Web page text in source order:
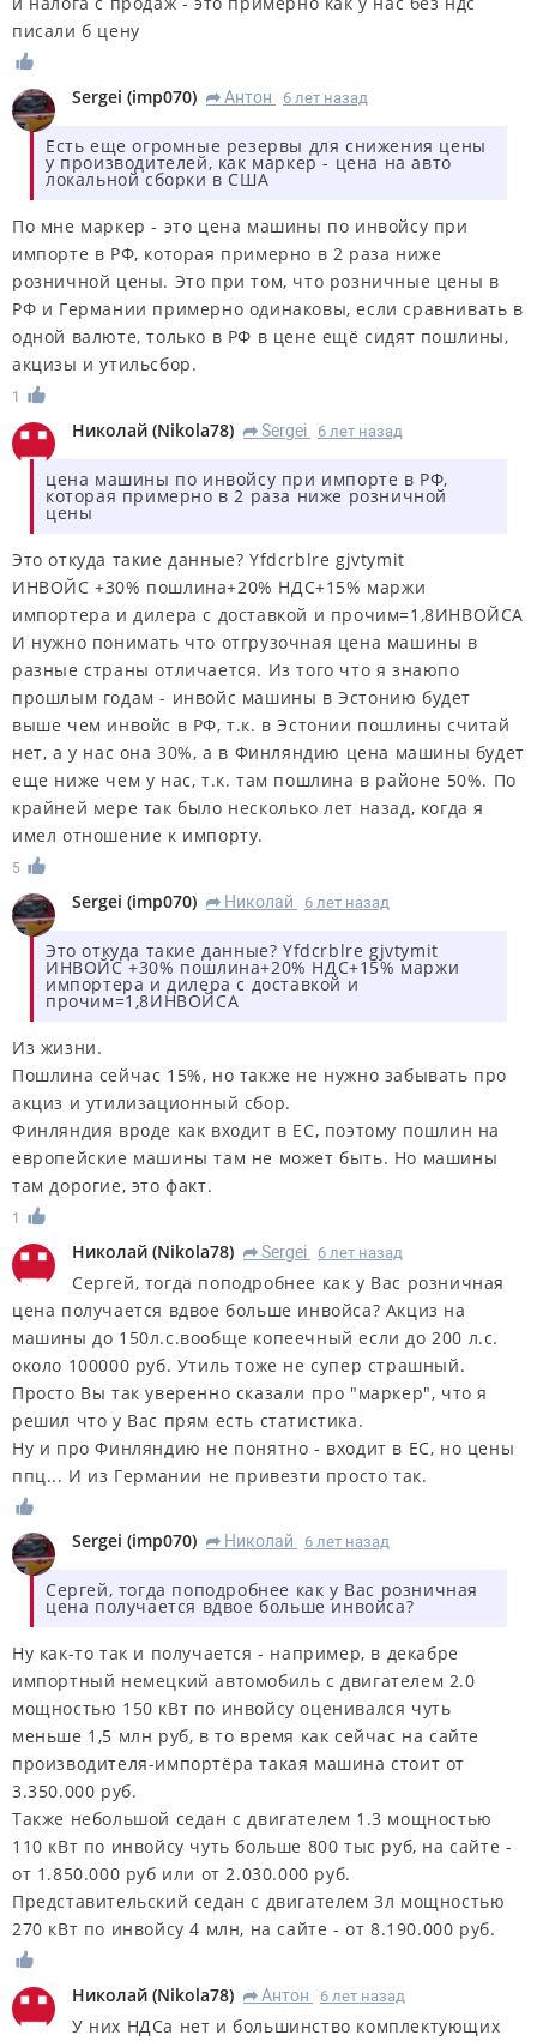
писали б цену
Sergei (imp070) R Антон 6 лет назад
Есть еще огромные резервы для снижения цены
у производителей, как маркер - цена на авто
локальной сборки в США
По мне маркер - это цена машины по инвойсу при
импорте в РФ, которая примерно в 2 раза ниже
розничной цены. Это при том, что розничные цены в
РФ и Германии примерно одинаковы, если сравнивать в
одной валюте, только в РФ в цене ещё сидят пошлины,
акцизы и утильсбор.
1
Николай (Nikola78) R Sergei 6 лет назад
цена машины по инвойсу при импорте в РФ,
которая примерно в 2 раза ниже розничной
цены
Это откуда такие данные? Yfdcrblre gjvtymit
ИНВОЙС +30% пошлина+20% НДС+15% маржи
импортера и дилера с доставкой и прочим=1,8ИНВОЙСА
И нужно понимать что отгрузочная цена машины в
разные страны отличается. Из того что я знаюпо
прошлым годам - инвойс машины в Эстонию будет
выше чем инвойс в РФ, т.к. в Эстонии пошлины считай
нет, а у нас она 30%, а в Финляндию цена машины будет
еще ниже чем у нас, т.к. там пошлина в районе 50%. По
крайней мере так было несколько лет назад, когда я
имел отношение к импорту.
5
Sergei (imp070) R Николай 6 лет назад
Это откуда такие данные? Yfdcrblre gjvtymit
ИНВОЙС +30% пошлина+20% НДС+15% маржи
импортера и дилера с доставкой и
прочим=1,8ИНВОЙСА
Из жизни.
Пошлина сейчас 15%, но также не нужно забывать про
акциз и утилизационный сбор.
Финляндия вроде как входит в ЕС, поэтому пошлин на
европейские машины там не может быть. Но машины
там дорогие, это факт.
1
Николай (Nikola78) R Sergei 6 лет назад
Сергей, тогда поподробнее как у Вас розничная
цена получается вдвое больше инвойса? Акциз на
машины до 150л.с.вообще копеечный если до 200 л.с.
около 100000 руб. Утиль тоже не супер страшный.
Просто Вы так уверенно сказали про "маркер", что я
решил что у Вас прям есть статистика.
Ну и про Финляндию не понятно - входит в ЕС, но цены
ппц... И из Германии не привезти просто так.
Sergei (imp070) R Николай 6 лет назад
Сергей, тогда поподробнее как у Вас розничная
цена получается вдвое больше инвойса?
Ну как-то так и получается - например, в декабре
импортный немецкий автомобиль с двигателем 2.0
мощностью 150 кВт по инвойсу оценивался чуть
меньше 1,5 млн руб, в то время как сейчас на сайте
производителя-импортёра такая машина стоит от
3.350.000 руб.
Также небольшой седан с двигателем 1.3 мощностью
110 кВт по инвойсу чуть больше 800 тыс руб, на сайте -
от 1.850.000 руб или от 2.030.000 руб.
Представительский седан с двигателем 3л мощностью
270 кВт по инвойсу 4 млн, на сайте - от 8.190.000 руб.
Николай (Nikola78) R Антон 6 лет назад
У них НДСа нет и большинство комплектующих